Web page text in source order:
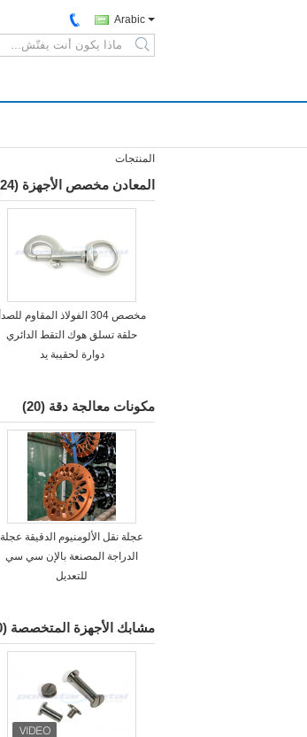
Arabic
search
المنتجات
المعادن مخصص الأجهزة (24)
مخصص 304 الفولاذ المقاوم للصدأ
حلقة تسلق هوك التقط الدائري
دوارة لحقيبة يد
مكونات معالجة دقة (20)
عجلة نقل الألومنيوم الدقيقة عجلة
الدراجة المصنعة بالإن سي سي
للتعديل
مشابك الأجهزة المتخصصة (30)